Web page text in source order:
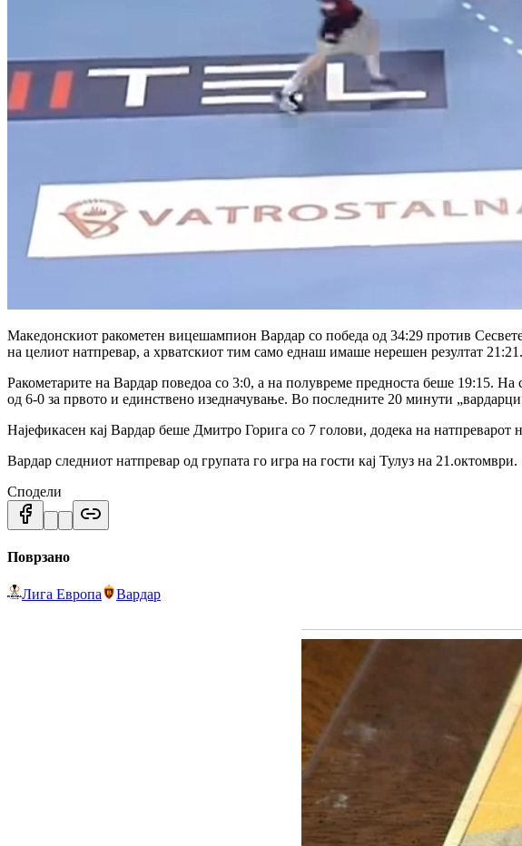
Македонскиот ракометен вицешампион Вардар со победа од 34:29 против
на целиот натпревар, а хрватскиот тим само еднаш имаше нерешен резултат 21:21.
Ракометарите на Вардар поведоа со 3:0, а на полувреме предноста беше 19:15. На
од 6-0 за првото и единствено изедначување. Во последните 20 минути
Најефикасен кај Вардар беше Дмитро Горига со 7 голови, додека на натпреварот
Вардар следниот натпревар од групата го игра на гости кај Тулуз на 21.октомври.
Сподели
Поврзано
Лига Европа Вардар